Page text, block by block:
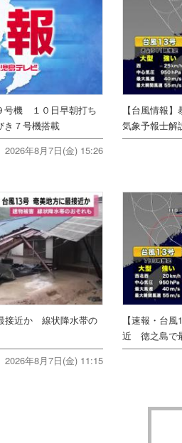
号機 １０日早朝打ち
７号機搭載
2026年8月7日(金) 15:26
【台風情報
気象予報士解
接近か 線状降水帯の
2026年8月7日(金) 11:15
【速報・台
近 徳之島で